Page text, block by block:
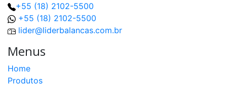
+55 (18) 2102-5500
+55 (18) 2102-5500
lider@liderbalancas.com.br
Menus
Home
Produtos